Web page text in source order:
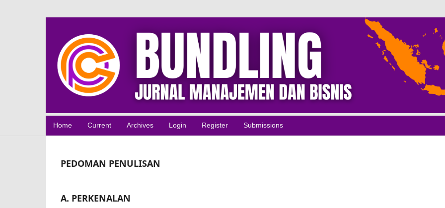
Home Current Archives Login Register Submissions
PEDOMAN PENULISAN
A. PERKENALAN